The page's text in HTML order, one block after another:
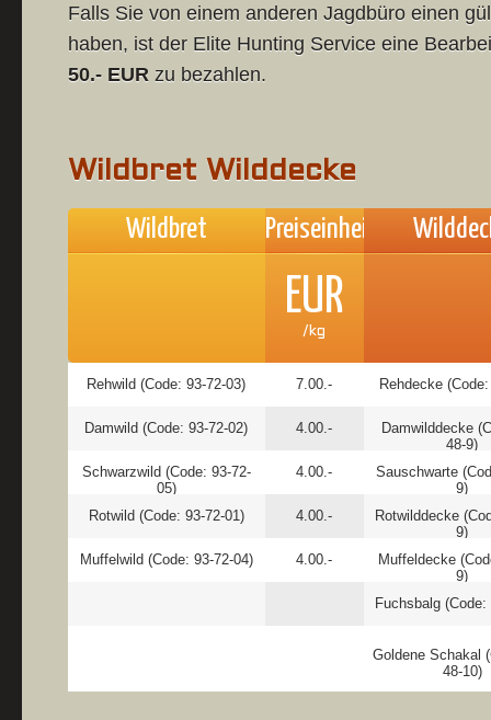
Falls Sie von einem anderen Jagdbüro einen
haben, ist der Elite Hunting Service eine
50.- EUR zu bezahlen.
Wildbret Wilddecke
Wildbret
Rehwild (Code: 93-72-03)
Damwild (Code: 93-72-02)
Schwarzwild (Code: 93-72-
05)
Rotwild (Code: 93-72-01)
Muffelwild (Code: 93-72-04)
Preiseinheit
EUR
/kg
7.00.-
4.00.-
4.00.-
4.00.-
4.00.-
Rehdecke
Damwilddecke
48-9)
Sauschwarte
9)
Rotwilddecke
9)
Muffeldecke
9)
Fuchsbalg (Code:
Goldene Schakal
48-10)